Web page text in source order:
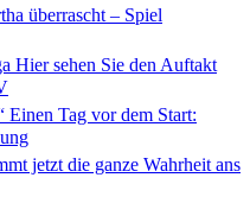
überrascht – Spiel
Hier sehen Sie den Auftakt
Einen Tag vor dem Start:
jetzt die ganze Wahrheit ans